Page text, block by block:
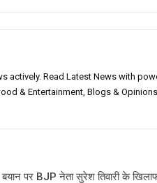
actively. Read Latest News with
& Entertainment, Blogs &
बयान पर BJP नेता सुरेश तिवारी के